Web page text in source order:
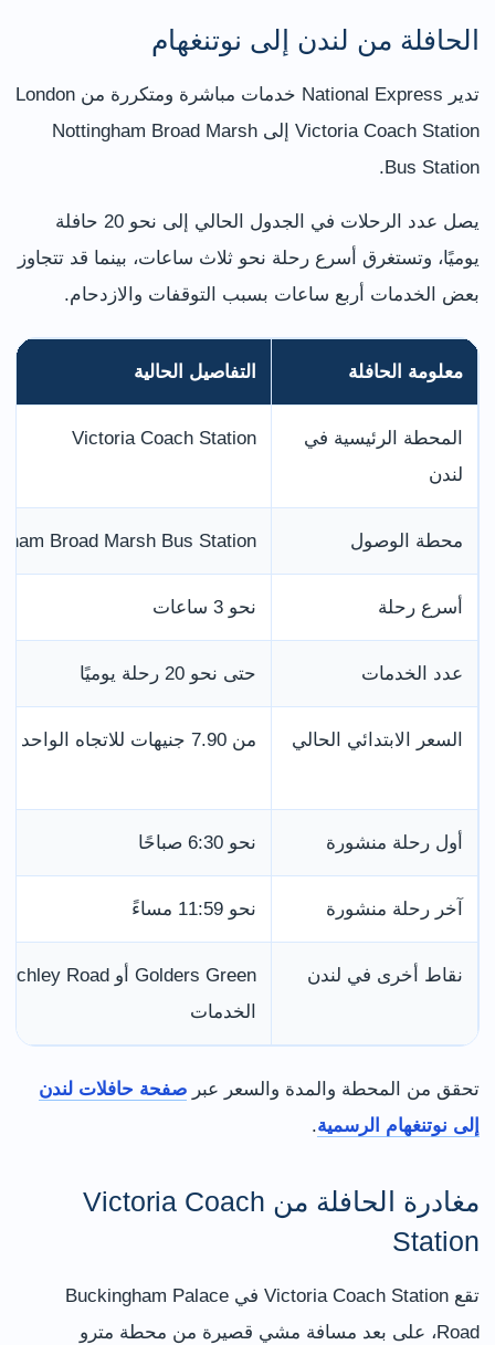
الحافلة من لندن إلى نوتنغهام
تدير National Express خدمات مباشرة ومتكررة من London
Victoria Coach Station إلى Nottingham Broad Marsh
Bus Station.
يصل عدد الرحلات في الجدول الحالي إلى نحو 20 حافلة
يوميًا، وتستغرق أسرع رحلة نحو ثلاث ساعات، بينما قد تتجاوز
بعض الخدمات أربع ساعات بسبب التوقفات والازدحام.
معلومة الحافلة التفاصيل الحالية
المحطة الرئيسية في
لندن
Victoria Coach Station
محطة الوصول Broad Marsh Bus Station
أسرع رحلة نحو 3 ساعات
عدد الخدمات حتى نحو 20 رحلة يوميًا
السعر الابتدائي الحالي من 7.90 جنيهات للاتجاه الواحد
أول رحلة منشورة نحو 6:30 صباحًا
آخر رحلة منشورة نحو 11:59 مساءً
نقاط أخرى في لندن
الخدمات
تحقق من المحطة والمدة والسعر عبر صفحة حافلات لندن
إلى نوتنغهام الرسمية.
مغادرة الحافلة من Victoria Coach
Station
تقع Victoria Coach Station في Buckingham Palace
Road، على بعد مسافة مشي قصيرة من محطة مترو